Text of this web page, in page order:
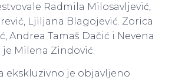
Radmila Milosavljević,
Ljiljana Blagojević. Zorica
Andrea Tamaš Dačić i Nevena
Milena Zindović.
ekskluzivno je objavljeno